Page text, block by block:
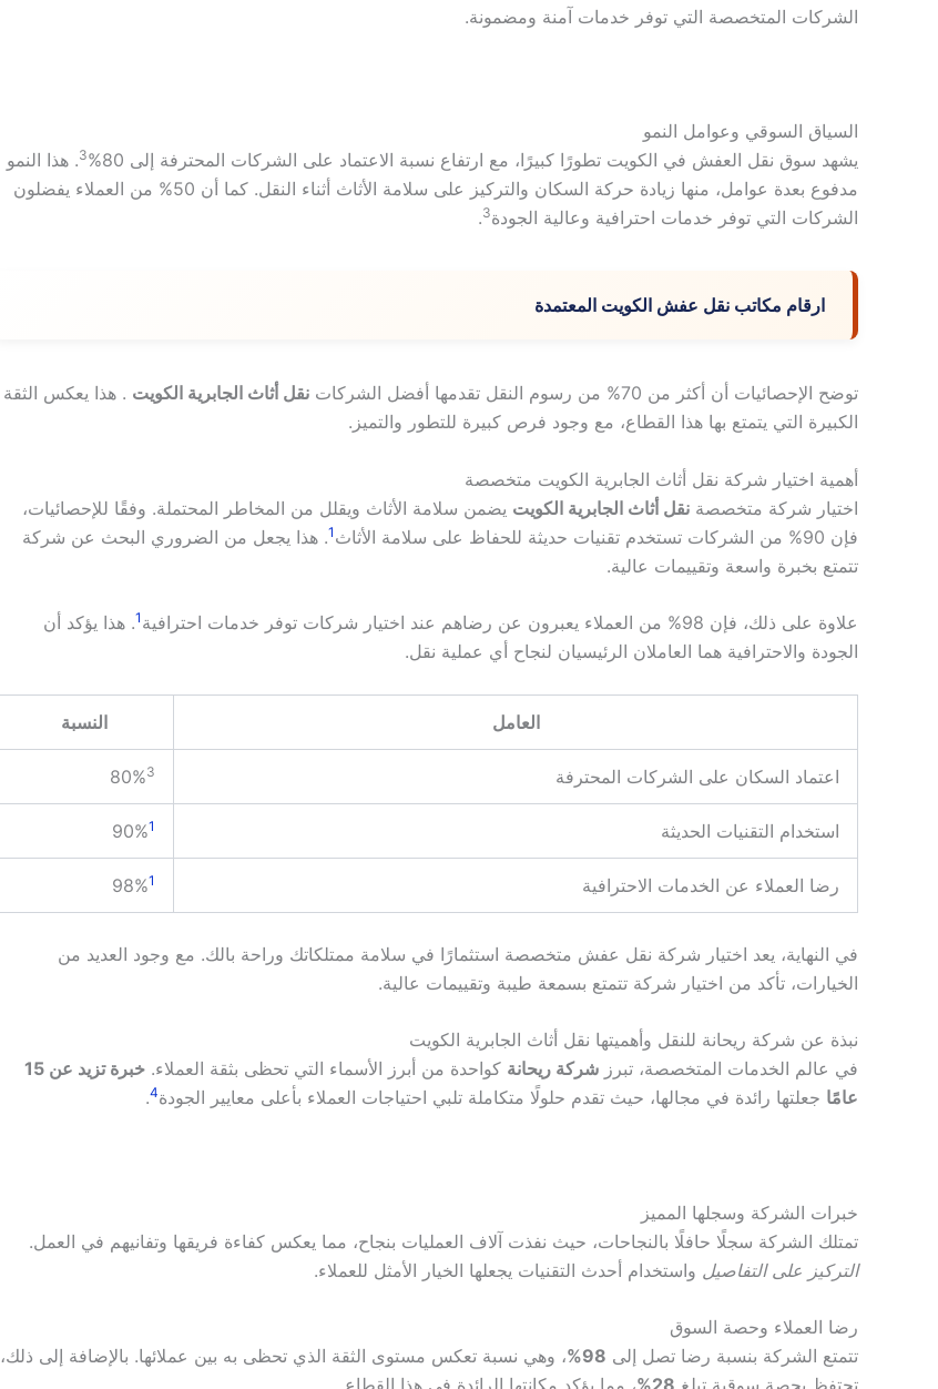
الشركات المتخصصة التي توفر خدمات آمنة ومضمونة.
السياق السوقي وعوامل النمو
يشهد سوق نقل العفش في الكويت تطورًا كبيرًا، مع ارتفاع نسبة الاعتماد على الشركات المحترفة إلى 80%
3. هذا النمو
مدفوع بعدة عوامل، منها زيادة حركة السكان والتركيز على سلامة الأثاث أثناء النقل. كما أن 50% من العملاء يفضلون
الشركات التي توفر خدمات احترافية وعالية الجودة3
.
ارقام مكاتب نقل عفش الكويت المعتمدة
توضح الإحصائيات أن أكثر من 70% من رسوم النقل تقدمها أفضل الشركات نقل أثاث الجابرية الكويت . هذا يعكس الثقة
الكبيرة التي يتمتع بها هذا القطاع، مع وجود فرص كبيرة للتطور والتميز.
أهمية اختيار شركة نقل أثاث الجابرية الكويت متخصصة
اختيار شركة متخصصة نقل أثاث الجابرية الكويت يضمن سلامة الأثاث ويقلل من المخاطر المحتملة. وفقًا للإحصائيات،
فإن 90% من الشركات تستخدم تقنيات حديثة للحفاظ على سلامة الأثاث
1. هذا يجعل من الضروري البحث عن شركة
تتمتع بخبرة واسعة وتقييمات عالية.
علاوة على ذلك، فإن 98% من العملاء يعبرون عن رضاهم عند اختيار شركات توفر خدمات احترافية 1. هذا يؤكد أن
الجودة والاحترافية هما العاملان الرئيسيان لنجاح أي عملية نقل.
العامل النسبة
اعتماد السكان على الشركات المحترفة 80%3
استخدام التقنيات الحديثة 90%1
رضا العملاء عن الخدمات الاحترافية 98%1
في النهاية، يعد اختيار شركة نقل عفش متخصصة استثمارًا في سلامة ممتلكاتك وراحة بالك. مع وجود العديد من
الخيارات، تأكد من اختيار شركة تتمتع بسمعة طيبة وتقييمات عالية.
نبذة عن شركة ريحانة للنقل وأهميتها نقل أثاث الجابرية الكويت
في عالم الخدمات المتخصصة، تبرز شركة ريحانة كواحدة من أبرز الأسماء التي تحظى بثقة العملاء.
خبرة تزيد عن 15
عامًا جعلتها رائدة في مجالها، حيث تقدم حلولًا متكاملة تلبي احتياجات العملاء بأعلى معايير الجودة4
.
خبرات الشركة وسجلها المميز
تمتلك الشركة سجلًا حافلًا بالنجاحات، حيث نفذت آلاف العمليات بنجاح، مما يعكس كفاءة فريقها وتفانيهم في العمل.
التركيز على التفاصيل واستخدام أحدث التقنيات يجعلها الخيار الأمثل للعملاء.
رضا العملاء وحصة السوق
تتمتع الشركة بنسبة رضا تصل إلى 98%
، وهي نسبة تعكس مستوى الثقة الذي تحظى به بين عملائها. بالإضافة إلى ذلك،